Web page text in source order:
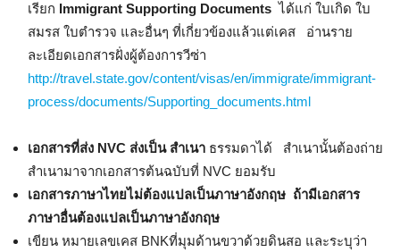
เรียก Immigrant Supporting Documents ได้แก่ ใบเกิด ใบ
สมรส ใบตำรวจ และอื่นๆ ที่เกี่ยวข้องแล้วแต่เคส อ่านราย
ละเอียดเอกสารฝั่งผู้ต้องการวีซ่า
http://travel.state.gov/content/visas/en/immigrate/immigrant-
process/documents/Supporting_documents.html
เอกสารที่ส่ง NVC ส่งเป็น สำเนา ธรรมดาได้ สำเนานั้นต้องถ่าย
สำเนามาจากเอกสารต้นฉบับที่ NVC ยอมรับ
เอกสารภาษาไทยไม่ต้องแปลเป็นภาษาอังกฤษ ถ้ามีเอกสาร
ภาษาอื่นต้องแปลเป็นภาษาอังกฤษ
เขียน หมายเลขเคส BNKที่มุมด้านขวาด้วยดินสอ และระบุว่า